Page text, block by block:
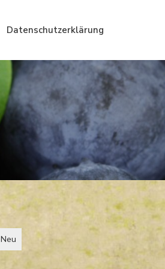
Datenschutzerklärung
Neu